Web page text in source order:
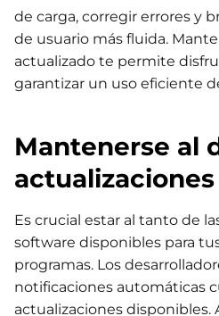
de carga, corregir errores y
de usuario más fluida.
actualizado te permite
garantizar un uso eficiente
Mantenerse al
actualizaciones
Es crucial estar al tanto de
software disponibles para
programas. Los
notificaciones automáticas
actualizaciones disponibles.